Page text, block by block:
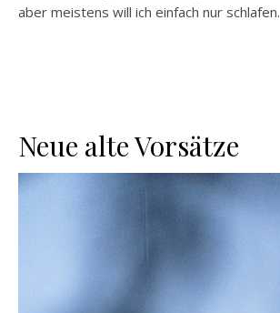
aber meistens will ich einfach nur schlafen.
Neue alte Vorsätze